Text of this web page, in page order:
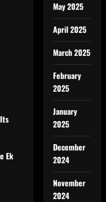
Ek
May 2025
April 2025
March 2025
February
2025
January
2025
December
2024
November
2024